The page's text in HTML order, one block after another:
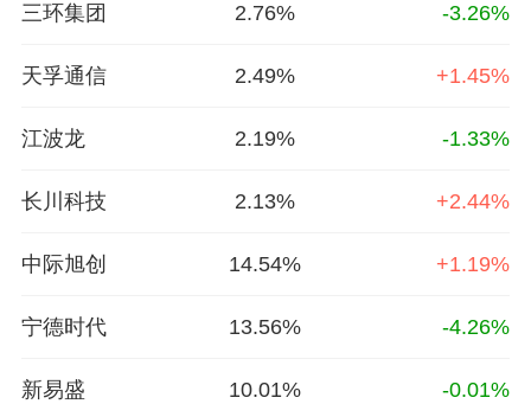
三环集团 2.76% -3.26%
天孚通信 2.49% +1.45%
江波龙 2.19% -1.33%
长川科技 2.13% +2.44%
中际旭创 14.54% +1.19%
宁德时代 13.56% -4.26%
新易盛 10.01% -0.01%